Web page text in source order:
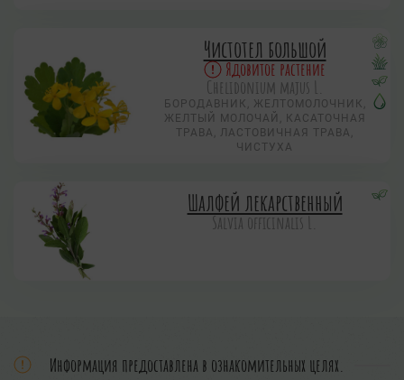
Чистотел большой
Ядовитое растение
Chelidonium majus L.
БОРОДАВНИК, ЖЕЛТОМОЛОЧНИК,
ЖЕЛТЫЙ МОЛОЧАЙ, КАСАТОЧНАЯ
ТРАВА, ЛАСТОВИЧНАЯ ТРАВА,
ЧИСТУХА
Шалфей лекарственный
Salvia officinalis L.
Информация предоставлена в ознакомительных целях.